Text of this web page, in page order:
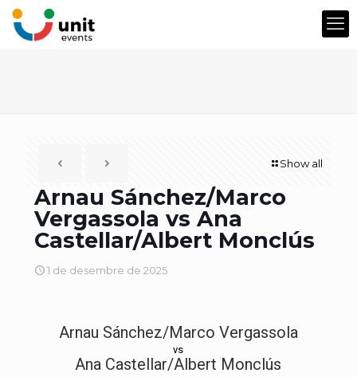
Show all
Arnau Sánchez/Marco
Vergassola vs Ana
Castellar/Albert Monclús
1 de desembre de 2025
Arnau Sánchez/Marco Vergassola
vs
Ana Castellar/Albert Monclús